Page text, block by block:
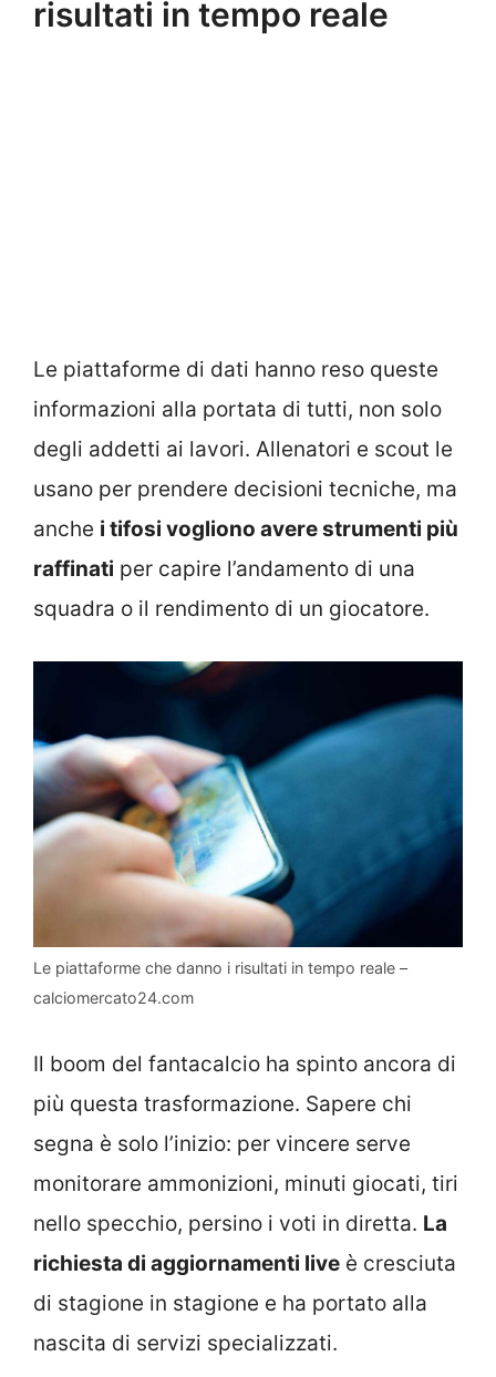
risultati in tempo reale
Le piattaforme di dati hanno reso queste
informazioni alla portata di tutti, non solo
degli addetti ai lavori. Allenatori e scout le
usano per prendere decisioni tecniche, ma
anche i tifosi vogliono avere strumenti più
raffinati per capire l’andamento di una
squadra o il rendimento di un giocatore.
Le piattaforme che danno i risultati in tempo reale –
calciomercato24.com
Il boom del fantacalcio ha spinto ancora di
più questa trasformazione. Sapere chi
segna è solo l’inizio: per vincere serve
monitorare ammonizioni, minuti giocati, tiri
nello specchio, persino i voti in diretta. La
richiesta di aggiornamenti live è cresciuta
di stagione in stagione e ha portato alla
nascita di servizi specializzati.